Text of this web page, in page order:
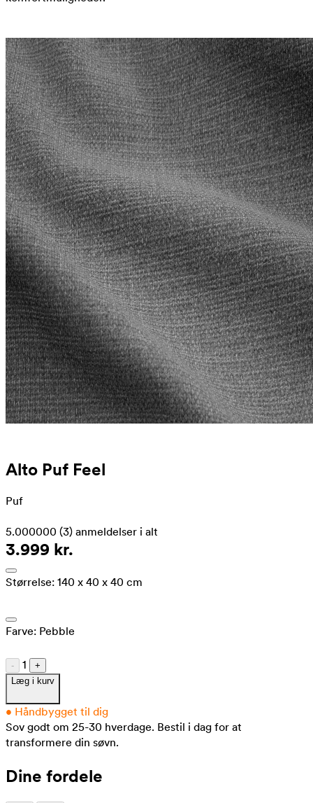
Alto Puf Feel
Puf
5.000000 (3) anmeldelser i alt
3.999 kr.
Størrelse: 140 x 40 x 40 cm
Farve: Pebble
- 1
+
Læg i kurv
• Håndbygget til dig
Sov godt om 25-30 hverdage. Bestil i dag for at
transformere din søvn.
Dine fordele